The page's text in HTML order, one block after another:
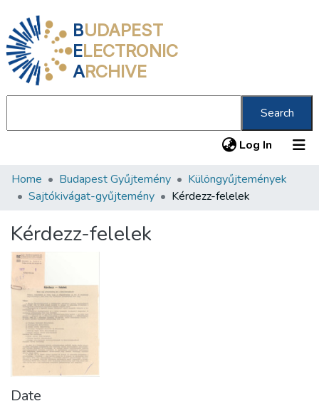
BUDAPEST
ELECTRONIC
ARCHIVE
Search
Log In (current)
Communities & Collections
Statistics
About us
Home Budapest Gyűjtemény
Különgyűjtemények
Sajtókivágat-gyűjtemény
Kérdezz-felelek
Kérdezz-felelek
Date